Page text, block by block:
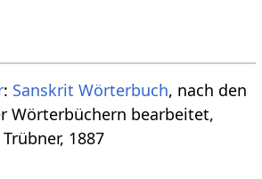
: Sanskrit Wörterbuch, nach den
Wörterbüchern bearbeitet,
1887